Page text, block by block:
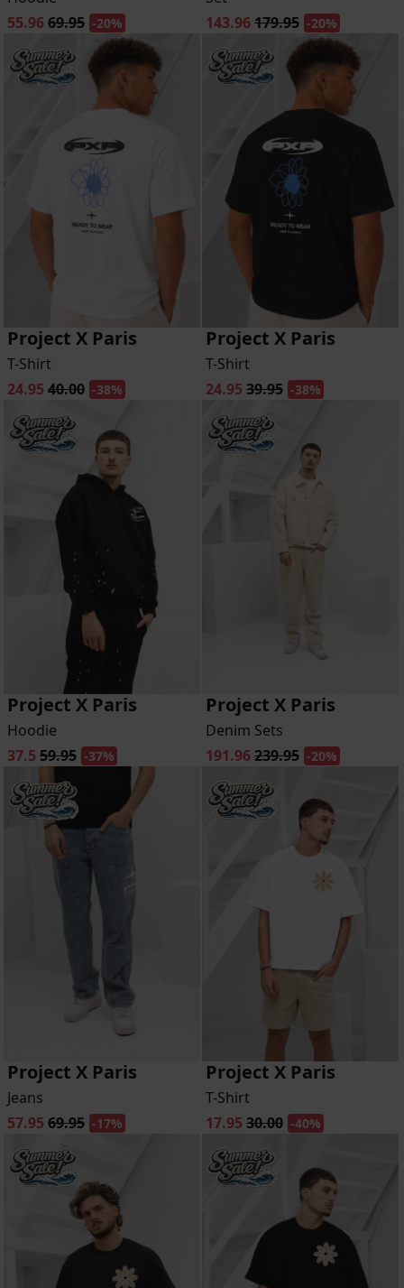
55.9669.95 -20%
143.96179.95 -20%
Project X Paris
T-Shirt
24.95 40.00 -38%
Project X Paris
T-Shirt
24.95 39.95 -38%
Project X Paris
Hoodie
37.5 59.95 -37%
Project X Paris
Denim Sets
191.96239.95 -20%
Project X Paris
Jeans
57.95 69.95 -17%
Project X Paris
T-Shirt
17.95 30.00 -40%